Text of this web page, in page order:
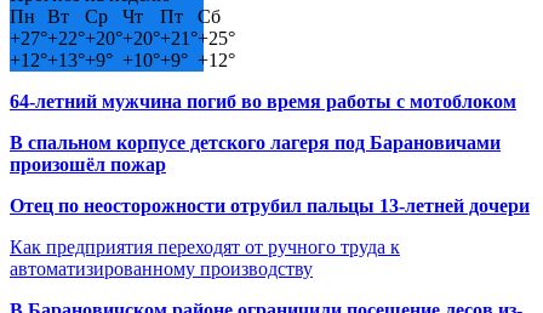
Пн
Вт Ср Чт Пт
Сб
+27°+22°+20°+20°+21°+25°
+12°+13°+9° +10°+9° +12°
64-летний мужчина погиб во время работы с мотоблоком
В спальном корпусе детского лагеря под Барановичами
произошёл пожар
Отец по неосторожности отрубил пальцы 13-летней дочери
Как предприятия переходят от ручного труда к
автоматизированному производству